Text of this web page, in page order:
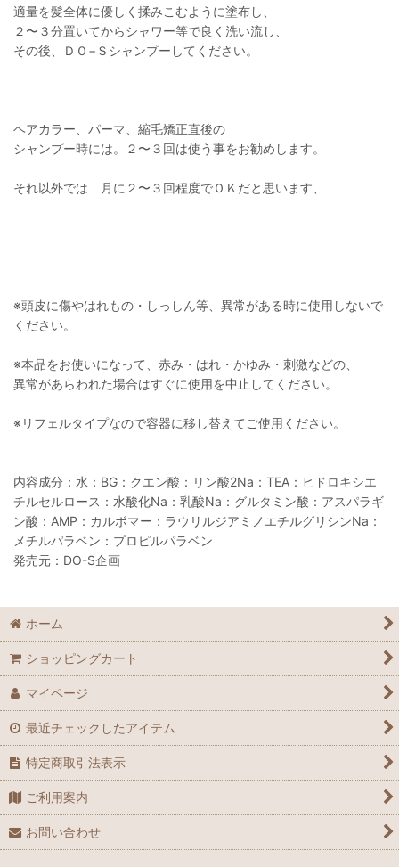
適量を髪全体に優しく揉みこむように塗布し、
２〜３分置いてからシャワー等で良く洗い流し、
その後、ＤＯ−Ｓシャンプーしてください。
ヘアカラー、パーマ、縮毛矯正直後の
シャンプー時には。２〜３回は使う事をお勧めします。
それ以外では 月に２〜３回程度でＯＫだと思います、
※頭皮に傷やはれもの・しっしん等、異常がある時に使用しないで
ください。
※本品をお使いになって、赤み・はれ・かゆみ・刺激などの、
異常があらわれた場合はすぐに使用を中止してください。
※リフェルタイプなので容器に移し替えてご使用ください。
内容成分：水：BG：クエン酸：リン酸2Na：TEA：ヒドロキシエ
チルセルロース：水酸化Na：乳酸Na：グルタミン酸：アスパラギ
ン酸：AMP：カルボマー：ラウリルジアミノエチルグリシンNa：
メチルパラベン：プロピルパラベン
発売元：DO-S企画
ホーム
ショッピングカート
マイページ
最近チェックしたアイテム
特定商取引法表示
ご利用案内
お問い合わせ